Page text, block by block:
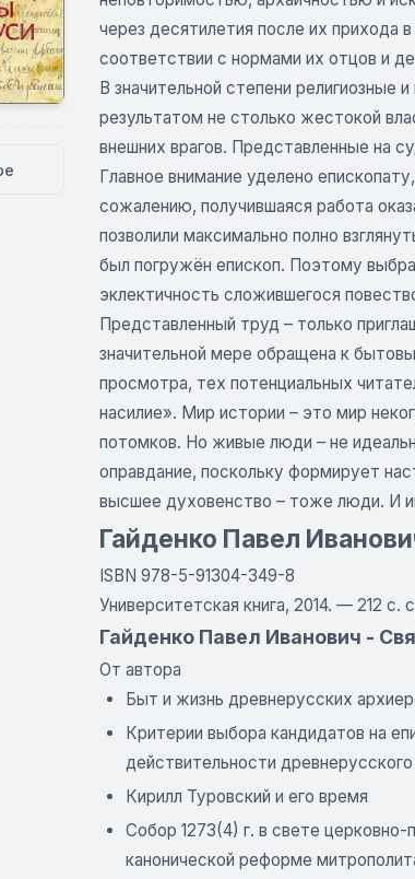
через десятилетия после их прихода
соответствии с нормами их отцов и
В значительной степени религиозные
результатом не столько жестокой
внешних врагов. Представленные на
Главное внимание уделено
сожалению, получившаяся работа
позволили максимально полно
был погружён епископ. Поэтому
эклектичность сложившегося
Представленный труд – только
значительной мере обращена к
просмотра, тех потенциальных
насилие». Мир истории – это мир
потомков. Но живые люди – не
оправдание, поскольку формирует
высшее духовенство – тоже люди. И
Гайденко Павел
ISBN 978-5-91304-349-8
Университетская книга, 2014. — 212 с.
Гайденко Павел Иванович -
От автора
Быт и жизнь древнерусских
Критерии выбора кандидатов на
действительности
Кирилл Туровский и его время
Собор 1273(4) г. в свете церковно-
канонической реформе